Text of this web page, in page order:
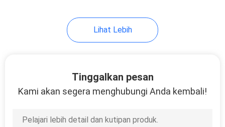
KASUS
Unit Pendingin
Lihat Lebih
Tinggalkan pesan
Kami akan segera menghubungi Anda kembali!